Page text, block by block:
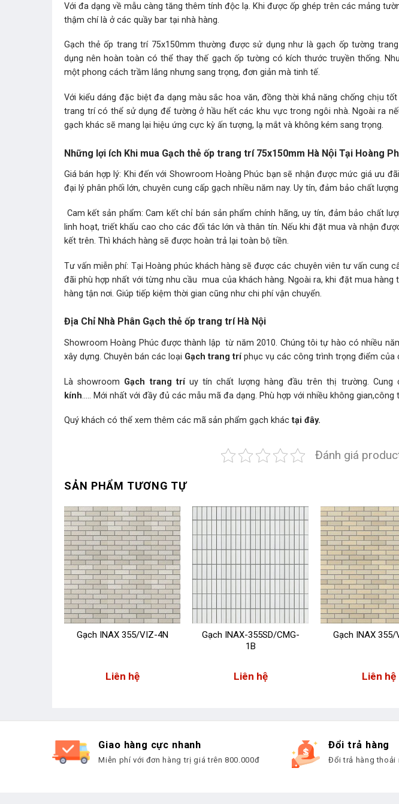
Với đa dạng về mẫu càng tăng thêm tính độc lạ. Khi được ốp ghép trên các mảng
thậm chí là ở các quầy bar tại nhà hàng.
Gạch thẻ ốp trang trí 75x150mm thường được sử dụng như là gạch ốp tường
dụng nên hoàn toàn có thể thay thế gạch ốp tường có kích thước truyền thống.
một phong cách trầm lắng nhưng sang trọng, đơn giản mà tinh tế.
Với kiểu dáng đặc biệt đa dạng màu sắc hoa văn, đồng thời khả năng chống chịu
trang trí có thể sử dụng để tường ở hầu hết các khu vực trong ngôi nhà. Ngoài ra
gạch khác sẽ mang lại hiệu ứng cực kỳ ấn tượng, lạ mắt và không kém sang trọng.
Những lợi ích Khi mua Gạch thẻ ốp trang trí 75x150mm Hà Nội Tại Hoàng
Giá bán hợp lý: Khi đến với Showroom Hoàng Phúc bạn sẽ nhận được mức giá ưu
đại lý phân phối lớn, chuyên cung cấp gạch nhiều năm nay. Uy tín, đảm bảo chất
Cam kết sản phẩm: Cam kết chỉ bán sản phẩm chính hãng, uy tín, đảm bảo chất
linh hoạt, triết khấu cao cho các đối tác lớn và thân tín. Nếu khi đặt mua và nhận
kết trên. Thì khách hàng sẽ được hoàn trả lại toàn bộ tiền.
Tư vấn miễn phí: Tại Hoàng phúc khách hàng sẽ được các chuyên viên tư vấn cung
đãi phù hợp nhất với từng nhu cầu mua của khách hàng. Ngoài ra, khi đặt mua hàng
hàng tận nơi. Giúp tiếp kiệm thời gian cũng như chi phí vận chuyển.
Địa Chỉ Nhà Phân Gạch thẻ ốp trang trí Hà Nội
Showroom Hoàng Phúc được thành lập từ năm 2010. Chúng tôi tự hào có nhiều
xây dựng. Chuyên bán các loại Gạch trang tríphục vụ các công trình trọng điểm của
Là showroom Gạch trang tríuy tín chất lượng hàng đầu trên thị trường. Cung
kính….. Mới nhất với đầy đủ các mẫu mã đa dạng. Phù hợp với nhiều không gian,công
Quý khách có thể xem thêm các mã sản phẩm gạch kháctại đây.
Đánh giá
SẢN PHẨM TƯƠNG TỰ
Gạch INAX 355/VIZ-4N
Liên hệ
Gạch INAX-355SD/CMG-
1B
Liên hệ
Gạch INAX 355/
Liên hệ
Giao hàng cực nhanh
Miễn phí với đơn hàng trị giá trên 800.000đ
Đổi trả hàng
Đổi trả hàng thoải